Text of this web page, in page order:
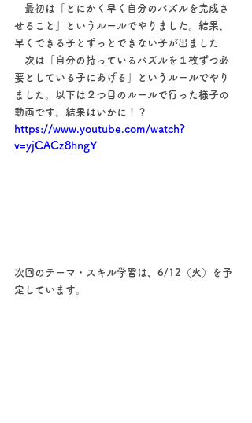
最初は「とにかく早く自分のパズルを完成さ
せること」というルールでやりました。結果、
早くできる子とずっとできない子が出ました
次は「自分の持っているパズルを１枚ずつ必
要としている子にあげる」というルールでやり
ました。以下は２つ目のルールで行った様子の
動画です。結果はいかに！？
https://www.youtube.com/watch?
v=yjCACz8hngY
次回のテーマ・スキル学習は、6/12（火）を予
定しています。